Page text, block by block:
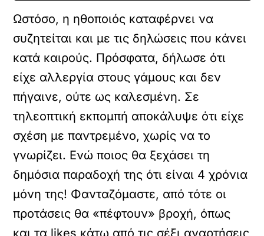
Ωστόσο, η ηθοποιός καταφέρνει να
συζητείται και με τις δηλώσεις που κάνει
κατά καιρούς. Πρόσφατα, δήλωσε ότι
είχε αλλεργία στους γάμους και δεν
πήγαινε, ούτε ως καλεσμένη. Σε
τηλεοπτική εκπομπή αποκάλυψε ότι είχε
σχέση με παντρεμένο, χωρίς να το
γνωρίζει. Ενώ ποιος θα ξεχάσει τη
δημόσια παραδοχή της ότι είναι 4 χρόνια
μόνη της! Φανταζόμαστε, από τότε οι
προτάσεις θα «πέφτουν» βροχή, όπως
και τα likes κάτω από τις σέξι αναρτήσεις